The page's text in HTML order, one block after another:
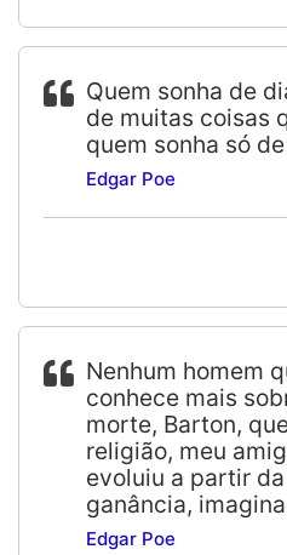
Quem sonha de
de muitas coisas
quem sonha só
Edgar Poe
Nenhum homem
conhece mais
morte, Barton,
religião, meu
evoluiu a partir
ganância,
Edgar Poe